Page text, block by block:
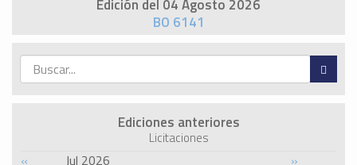
Edición del 04 Agosto 2026
BO 6141
Ediciones anteriores
Licitaciones
« Jul 2026
»